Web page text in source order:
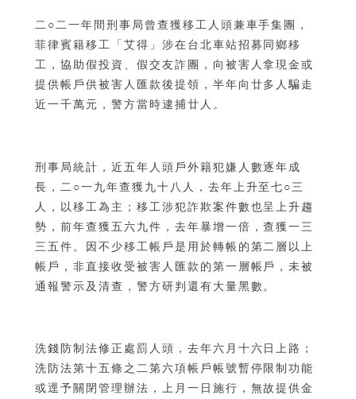
二○二一年間刑事局曾查獲移工人頭兼車手集團，
菲律賓籍移工「艾得」涉在台北車站招募同鄉移
工，協助假投資、假交友詐團，向被害人拿現金或
提供帳戶供被害人匯款後提領，半年向廿多人騙走
近一千萬元，警方當時逮捕廿人。
刑事局統計，近五年人頭戶外籍犯嫌人數逐年成
長，二○一九年查獲九十八人，去年上升至七○三
人，以移工為主；移工涉犯詐欺案件數也呈上升趨
勢，前年查獲五六九件，去年暴增一倍，查獲一三
三五件。因不少移工帳戶是用於轉帳的第二層以上
帳戶，非直接收受被害人匯款的第一層帳戶，未被
通報警示及清查，警方研判還有大量黑數。
洗錢防制法修正處罰人頭，去年六月十六日上路；
洗防法第十五條之二第六項帳戶帳號暫停限制功能
或逕予關閉管理辦法，上月一日施行，無故提供金